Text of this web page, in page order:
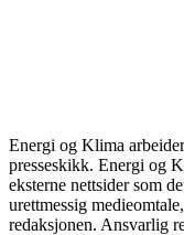
Energi og Klima
presseskikk. Energi og
eksterne nettsider som
urettmessig
redaksjonen. Ansvarlig